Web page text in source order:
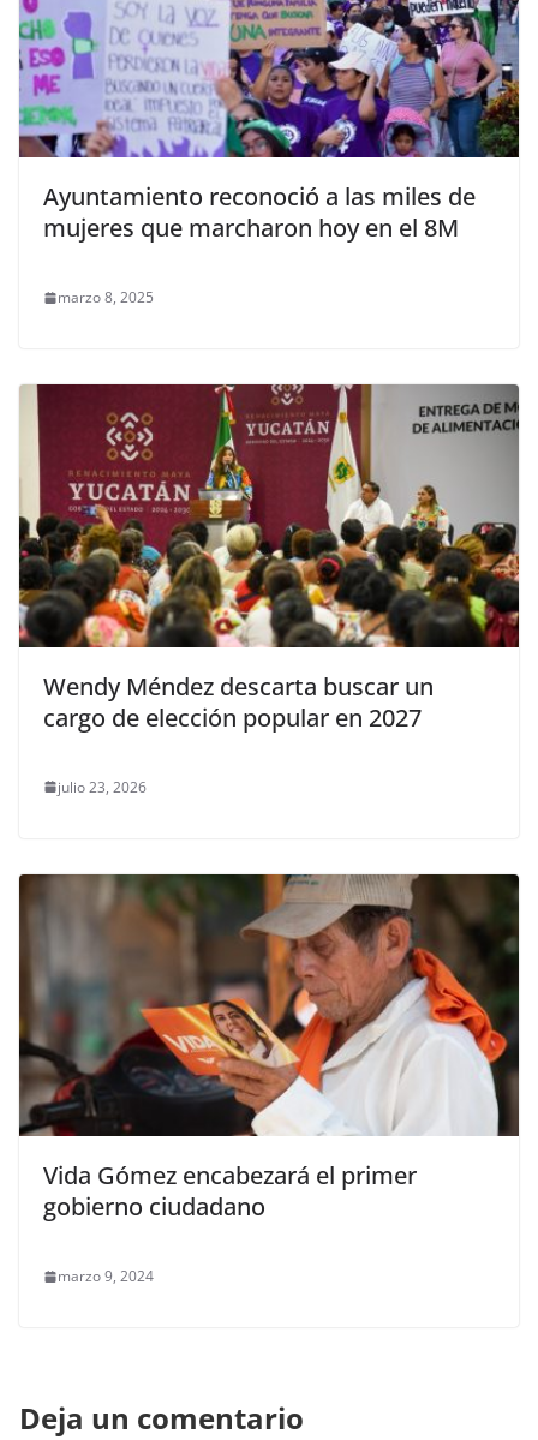
Ayuntamiento reconoció a las miles de
mujeres que marcharon hoy en el 8M
marzo 8, 2025
Wendy Méndez descarta buscar un
cargo de elección popular en 2027
julio 23, 2026
Vida Gómez encabezará el primer
gobierno ciudadano
marzo 9, 2024
Deja un comentario